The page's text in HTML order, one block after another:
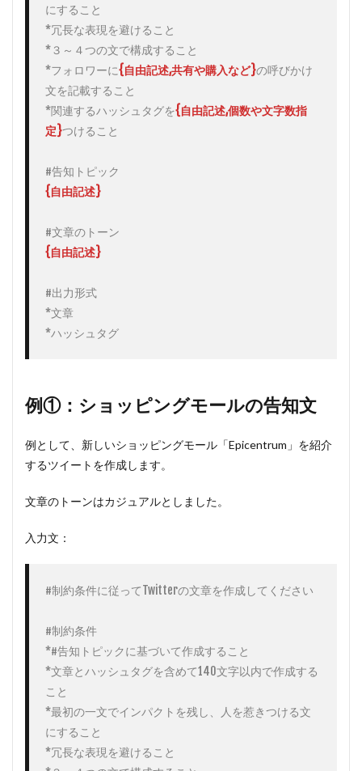
の告
知
4
まと
にすること
*冗長な表現を避けること
*３～４つの文で構成すること
*フォロワーに{自由記述,共有や購入など}の呼びかけ
文を記載すること
*関連するハッシュタグを{自由記述,個数や文字数指
定}つけること
{自由記述}
#出力形式
*文章
*ハッシュタグ
例①：ショッピングモールの告知文
例として、新しいショッピングモール「Epicentrum」を紹介
するツイートを作成します。
文章のトーンはカジュアルとしました。
入力文：
#制約条件に従ってTwitterの文章を作成してください
#制約条件
*#告知トピックに基づいて作成すること
*文章とハッシュタグを含めて140文字以内で作成する
こと
*最初の一文でインパクトを残し、人を惹きつける文
にすること
*冗長な表現を避けること